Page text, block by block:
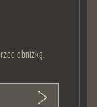
obniżką.